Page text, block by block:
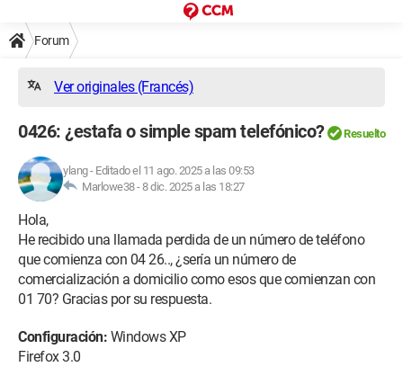
Forum
Ver originales (Francés)
0426: ¿estafa o simple spam telefónico? Resuelto
ylang- Editado el 11 ago. 2025 a las 09:53
Marlowe38 -8 dic. 2025 a las 18:27
Hola,
He recibido una llamada perdida de un número de teléfono
que comienza con 04 26.., ¿sería un número de
comercialización a domicilio como esos que comienzan con
01 70? Gracias por su respuesta.
Configuración: Windows XP
Firefox 3.0